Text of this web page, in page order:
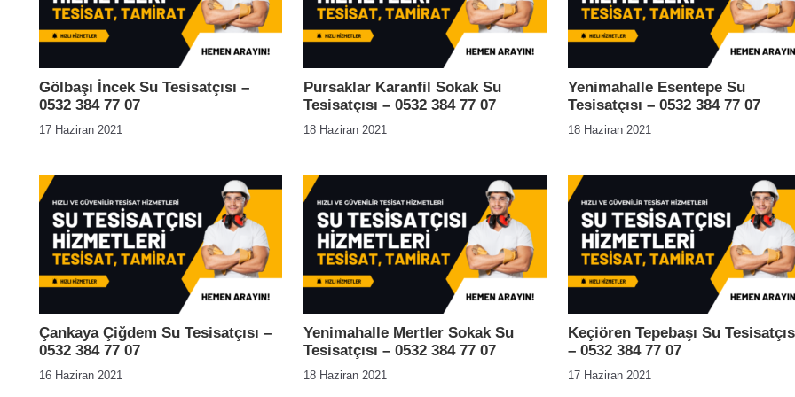
Gölbaşı İncek Su Tesisatçısı –
0532 384 77 07
17 Haziran 2021
Pursaklar Karanfil Sokak Su
Tesisatçısı – 0532 384 77 07
18 Haziran 2021
Yenimahalle Esentepe Su
Tesisatçısı – 0532 384 77 07
18 Haziran 2021
Çankaya Çiğdem Su Tesisatçısı –
0532 384 77 07
16 Haziran 2021
Yenimahalle Mertler Sokak Su
Tesisatçısı – 0532 384 77 07
18 Haziran 2021
Keçiören Tepebaşı Su
– 0532 384 77 07
17 Haziran 2021